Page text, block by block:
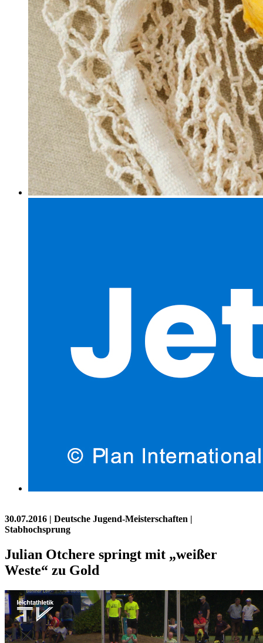
30.07.2016 | Deutsche Jugend-Meisterschaften |
Stabhochsprung
Julian Otchere springt mit „weißer
Weste“ zu Gold